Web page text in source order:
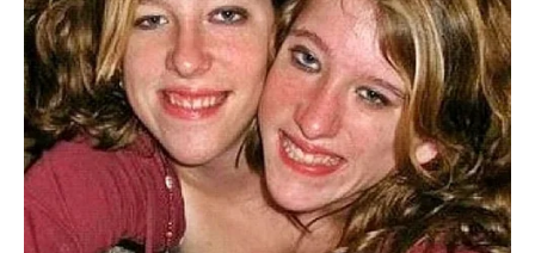
mlijekom.
Dodavanje suhih sastojaka:U drugoj zdjeli prosijte
600 grama brašnai, ukoliko želite, dodajte i grožđice
za dodatni šmek.
Sada postupno sjedinite suhe sastojke s tekućom
smjesom, miješajući cijelo vrijeme da se ne stvore